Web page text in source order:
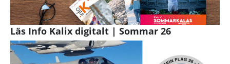
Läs Info Kalix digitalt | Sommar 26